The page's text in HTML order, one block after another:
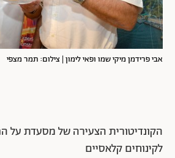
אבי פרידמן מיקי שמו ופאי לימון | צילום: תמר מצפי
הקונדיטורית הצעירה של מסעדת על
לקינוחים קלאסיים